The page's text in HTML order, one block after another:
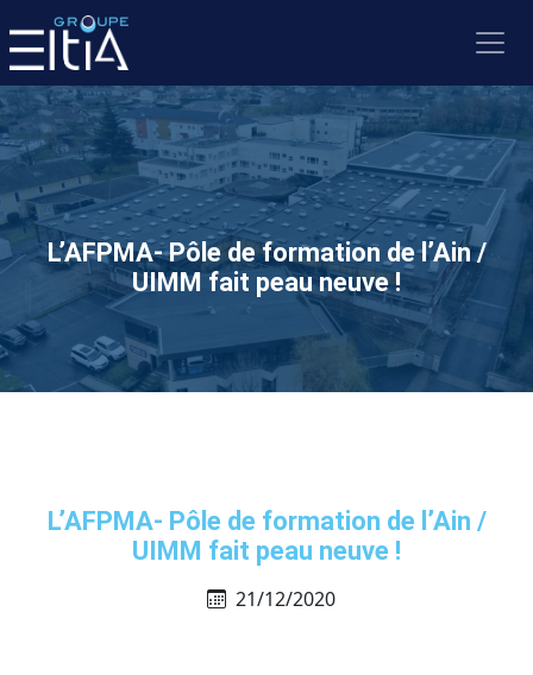
L’AFPMA- Pôle de formation de l’Ain /
UIMM fait peau neuve !
L’AFPMA- Pôle de formation de l’Ain /
UIMM fait peau neuve !
21/12/2020